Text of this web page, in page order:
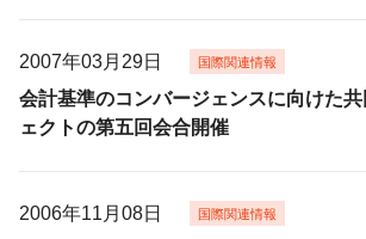
2007年03月29日 国際関連情報
会計基準のコンバージェンスに向けた
ェクトの第五回会合開催
2006年11月08日 国際関連情報